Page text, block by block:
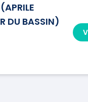
DU BASSIN)